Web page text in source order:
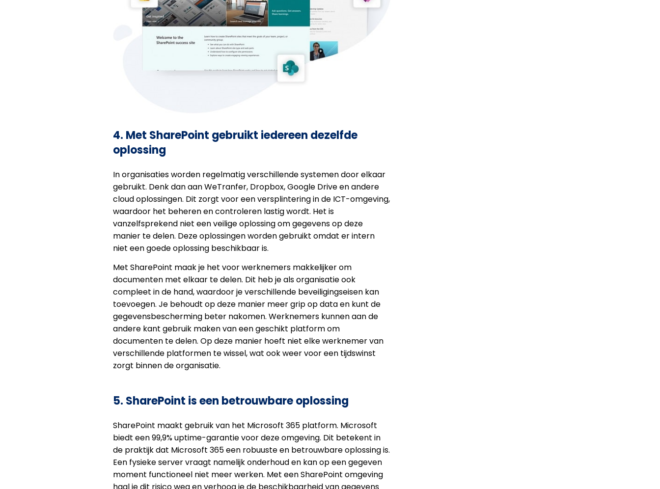
4. Met SharePoint gebruikt iedereen dezelfde
oplossing
In organisaties worden regelmatig verschillende systemen door elkaar
gebruikt. Denk dan aan WeTranfer, Dropbox, Google Drive en andere
cloud oplossingen. Dit zorgt voor een versplintering in de ICT-omgeving,
waardoor het beheren en controleren lastig wordt. Het is
vanzelfsprekend niet een veilige oplossing om gegevens op deze
manier te delen. Deze oplossingen worden gebruikt omdat er intern
niet een goede oplossing beschikbaar is.
Met SharePoint maak je het voor werknemers makkelijker om
documenten met elkaar te delen. Dit heb je als organisatie ook
compleet in de hand, waardoor je verschillende beveiligingseisen kan
toevoegen. Je behoudt op deze manier meer grip op data en kunt de
gegevensbescherming beter nakomen. Werknemers kunnen aan de
andere kant gebruik maken van een geschikt platform om
documenten te delen. Op deze manier hoeft niet elke werknemer van
verschillende platformen te wissel, wat ook weer voor een tijdswinst
zorgt binnen de organisatie.
5. SharePoint is een betrouwbare oplossing
SharePoint maakt gebruik van het Microsoft 365 platform. Microsoft
biedt een 99,9% uptime-garantie voor deze omgeving. Dit betekent in
de praktijk dat Microsoft 365 een robuuste en betrouwbare oplossing is.
Een fysieke server vraagt namelijk onderhoud en kan op een gegeven
moment functioneel niet meer werken. Met een SharePoint omgeving
haal je dit risico weg en verhoog je de beschikbaarheid van gegevens